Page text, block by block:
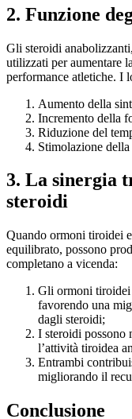
2. Funzione
Gli steroidi
utilizzati per aumentare
performance atletiche. I
Aumento della
Incremento della
Riduzione del
Stimolazione
3. La sinergia
steroidi
Quando ormoni tiroidei
equilibrato, possono
completano a vicenda:
Gli ormoni tiroidei
favorendo una
dagli steroidi;
I steroidi possono
l’attività tiroidea
Entrambi
migliorando il
Conclusione